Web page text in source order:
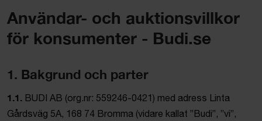
Användar- och auktionsvillkor
för konsumenter - Budi.se
1. Bakgrund och parter
1.1. BUDI AB (org.nr: 559246-0421) med adress Linta
Gårdsväg 5A, 168 74 Bromma (vidare kallat ”Budi”, ”vi”,